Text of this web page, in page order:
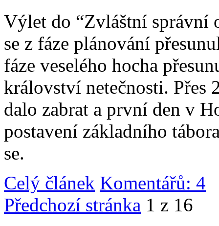
Výlet do “Zvláštní správní
se z fáze plánování
fáze veselého hocha
království netečnosti. Přes
dalo zabrat a první den v
postavení základního
se.
Celý článek Komentářů: 4
Předchozí stránka 1 z 16